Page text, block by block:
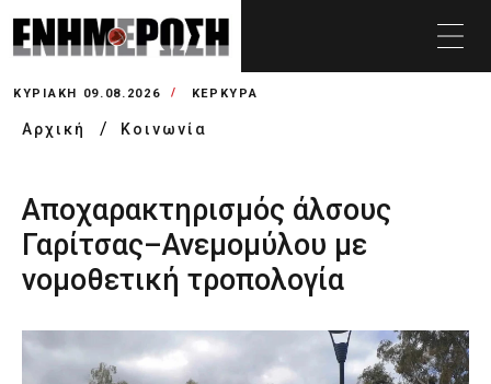
ΚΥΡΙΑΚΉ 09.08.2026 ΚΕΡΚΥΡΑ
Αρχική Κοινωνία
Αποχαρακτηρισμός άλσους
Γαρίτσας–Ανεμομύλου με
νομοθετική τροπολογία